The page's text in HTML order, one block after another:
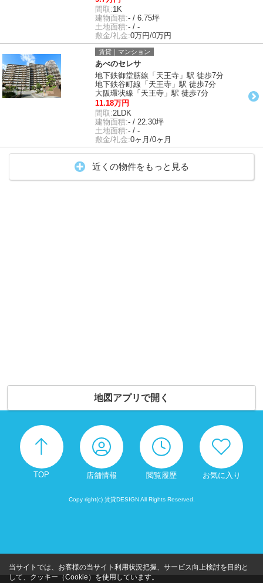
間取:1K
建物面積:- / 6.75坪
土地面積:- / -
敷金/礼金:0万円/0万円
賃貸｜マンション
あべのセレサ
地下鉄御堂筋線「天王寺」駅 徒歩7分
地下鉄谷町線「天王寺」駅 徒歩7分
大阪環状線「天王寺」駅 徒歩7分
11.18万円
間取:2LDK
建物面積:- / 22.30坪
土地面積:- / -
敷金/礼金:0ヶ月/0ヶ月
近くの物件をもっと見る
地図アプリで開く
TOP 店舗情報 閲覧履歴 お気に入り
Copy right(c) 賃貸DESIGN All Rights Reserved.
当サイトでは、お客様の当サイト利用状況把握、サービス向上検討を目的と
して、クッキー（Cookie）を使用しています。